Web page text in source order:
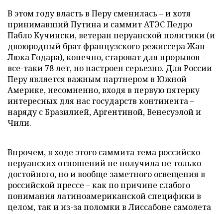
В этом году власть в Перу сменилась – и хотя
принимавший Путина и саммит АТЭС Педро
Пабло Кучински, ветеран перуанской политики (и
двоюродный брат французского режиссера Жан-
Люка Годара), конечно, староват для прорывов –
все-таки 78 лет, но настроен серьезно. Для России
Перу является важным партнером в Южной
Америке, несомненно, входя в первую пятерку
интересных для нас государств континента –
наряду с Бразилией, Аргентиной, Венесуэлой и
Чили.
Впрочем, в ходе этого саммита тема российско-
перуанских отношений не получила не только
достойного, но и вообще заметного освещения в
российской прессе – как по причине слабого
понимания латиноамериканской специфики в
целом, так и из-за поломки в Лиссабоне самолета